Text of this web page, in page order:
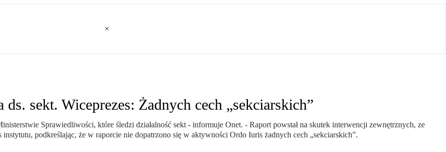
sekt. Wiceprezes: Żadnych cech „sekciarskich”
Sprawiedliwości, które śledzi działalność sekt - informuje Onet. - Raport powstał na skutek interwencji zewnętrznych, ze
podkreślając, że w raporcie nie dopatrzono się w aktywności Ordo Iuris żadnych cech „sekciarskich”.